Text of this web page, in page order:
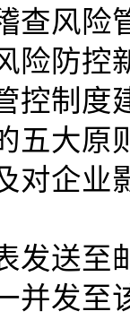
查风险
险防控
控制度
五大原
对企业
送至
并发至